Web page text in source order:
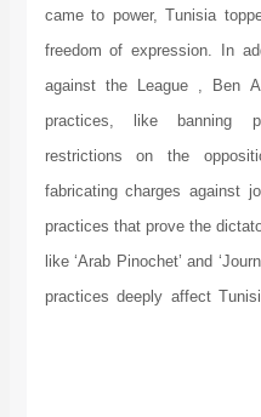
came to power, Tunisia
freedom of expression. In
against the League , Ben
practices, like banning
restrictions on the
fabricating charges against
practices that prove the
like ‘Arab Pinochet’ and
practices deeply affect